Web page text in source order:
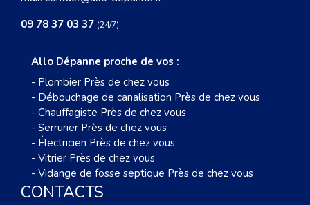
09 78 37 03 37 (24/7)
Allo Dépanne proche de vos :
- Plombier Près de chez vous
- Débouchage de canalisation Près de chez vous
- Chauffagiste Près de chez vous
- Serrurier Près de chez vous
- Électricien Près de chez vous
- Vitrier Près de chez vous
- Vidange de fosse septique Près de chez vous
CONTACTS